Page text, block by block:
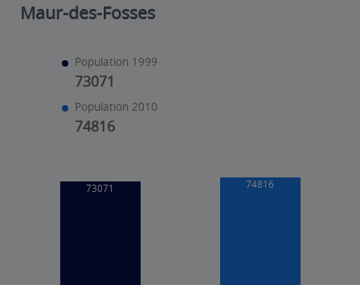
Maur-des-Fosses
Population 1999
73071
Population 2010
74816